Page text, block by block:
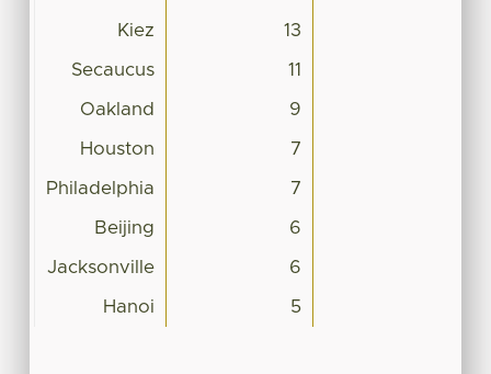
Kiez 13
Secaucus 11
Oakland 9
Houston 7
Philadelphia 7
Beijing 6
Jacksonville 6
Hanoi 5